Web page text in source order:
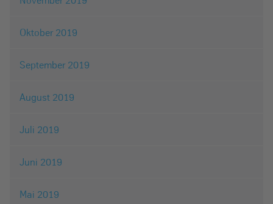
Oktober 2019
September 2019
August 2019
Juli 2019
Juni 2019
Mai 2019